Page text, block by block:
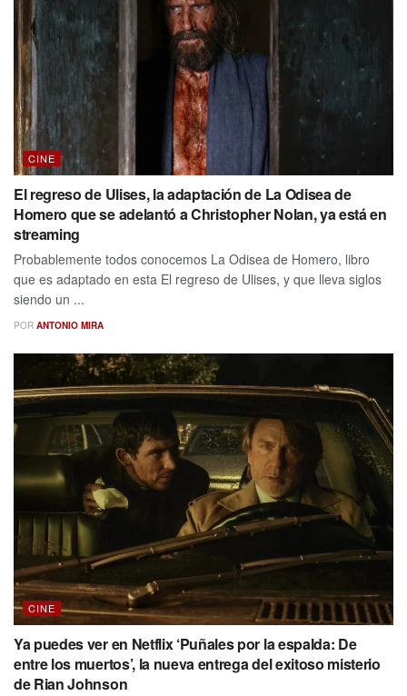
CINE
El regreso de Ulises, la adaptación de La Odisea de
Homero que se adelantó a Christopher Nolan, ya está en
streaming
Probablemente todos conocemos La Odisea de Homero, libro
que es adaptado en esta El regreso de Ulises, y que lleva siglos
siendo un ...
POR ANTONIO MIRA
CINE
Ya puedes ver en Netflix ‘Puñales por la espalda: De
entre los muertos’, la nueva entrega del exitoso misterio
de Rian Johnson